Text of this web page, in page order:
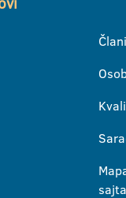
sajta